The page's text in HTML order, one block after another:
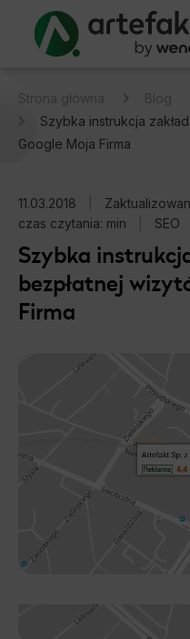
Strona główna Blog
Szybka instrukcja
Google Moja Firma
11.03.2018
czas czytania: min
SEO
Szybka
bezpłatnej
Firma